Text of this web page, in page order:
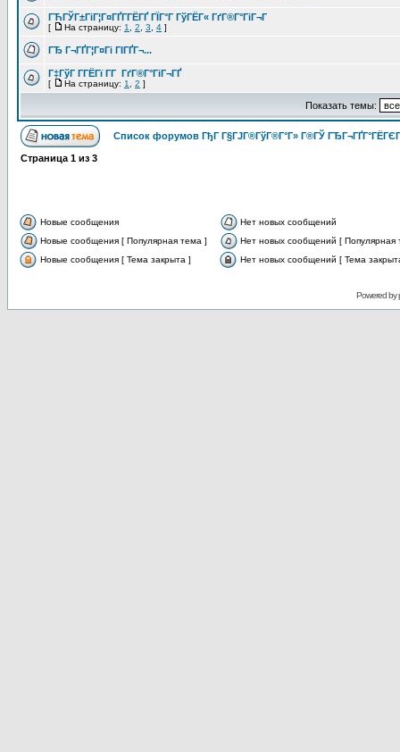
ГЋГЎГ±ГіГ¦Г¤ГҐГ­ГЁГҐ ГЇГ°Г ГўГЁГ« ГґГ®Г°ГіГ¬Г
[ На страницу: 1 2 3 4 ]
ГЂ Г¬ГҐГ¦Г¤Гі ГІГҐГ¬...
Г‡ГўГ Г­ГЁГї Г­Г ГґГ®Г°ГіГ¬ГҐ
[ На страницу: 1 2 ]
Показать темы:
Список форумов ГђГ Г§ГЈГ®ГўГ®Г°Г» Г®ГЎ
Страница 1 из 3
Новые сообщения
Нет новых сообщений
Новые сообщения [ Популярная тема ]
Нет новых сообщений [ Популярная
Новые сообщения [ Тема закрыта ]
Нет новых сообщений [ Тема
Powered by